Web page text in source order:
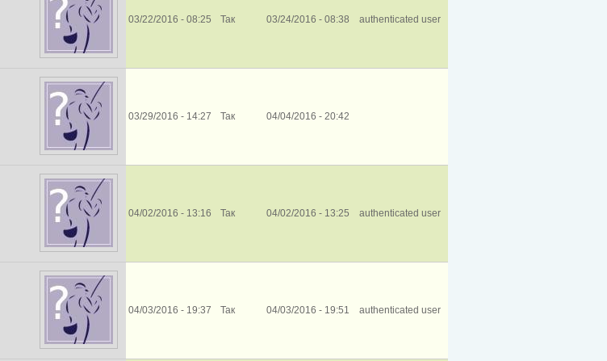
03/22/2016 - 08:25 Так 03/24/2016 - 08:38 authenticated user
03/29/2016 - 14:27 Так 04/04/2016 - 20:42
04/02/2016 - 13:16 Так 04/02/2016 - 13:25 authenticated user
04/03/2016 - 19:37 Так 04/03/2016 - 19:51 authenticated user